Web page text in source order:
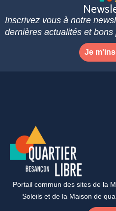
Inscrivez vous à notre
dernières actualités et bons
Je
Portail commun des sites de la
Soleils et de la Maison de